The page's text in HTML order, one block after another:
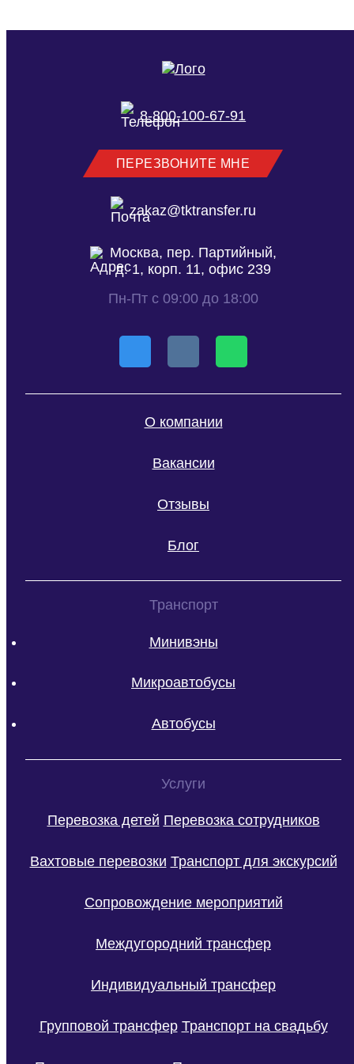
8-800-100-67-91
ПЕРЕЗВОНИТЕ МНЕ
zakaz@tktransfer.ru
Москва, пер. Партийный,
д. 1, корп. 11, офис 239
Пн-Пт с 09:00 до 18:00
О компании
Вакансии
Отзывы
Блог
Транспорт
Минивэны
Микроавтобусы
Автобусы
Услуги
Перевозка детей Перевозка сотрудников
Вахтовые перевозки Транспорт для экскурсий
Сопровождение мероприятий
Междугородний трансфер
Индивидуальный трансфер
Групповой трансфер Транспорт на свадьбу